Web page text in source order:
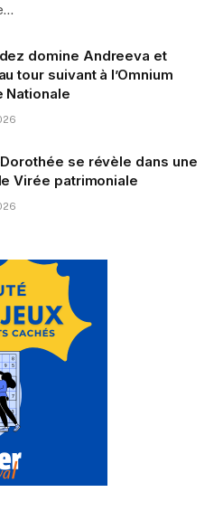
domine Andreeva et
tour suivant à l’Omnium
Nationale
se révèle dans une
Virée patrimoniale